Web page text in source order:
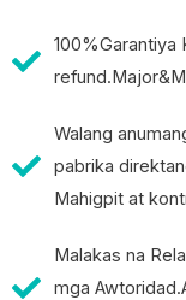
100%Garantiya
Walang
pabrika
Mahigpit at
Malakas na
mga